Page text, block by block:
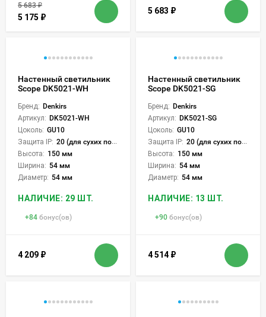
5 683₽
5 175 ₽
5 683 ₽
Настенный светильник
Scope DK5021-WH
Бренд: Denkirs
Артикул: DK5021-WH
Цоколь: GU10
Защита IP: 20 (для сухих пом.)
Высота: 150 мм
Ширина: 54 мм
Диаметр: 54 мм
НАЛИЧИЕ: 29 ШТ.
+84 бонус(ов)
4 209 ₽
Настенный светильник
Scope DK5021-SG
Бренд: Denkirs
Артикул: DK5021-SG
Цоколь: GU10
Защита IP: 20 (для сухих пом.)
Высота: 150 мм
Ширина: 54 мм
Диаметр: 54 мм
НАЛИЧИЕ: 13 ШТ.
+90 бонус(ов)
4 514 ₽